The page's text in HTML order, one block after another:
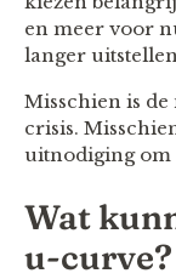
en meer voor
langer
Misschien is
crisis.
uitnodiging om
Wat
u-curve?